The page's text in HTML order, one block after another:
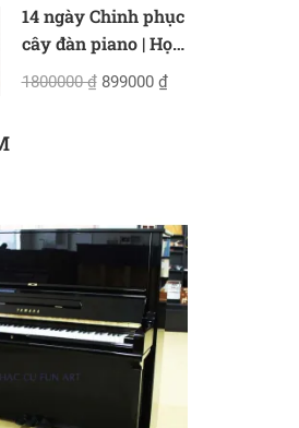
14 ngày Chinh phục
cây đàn piano | Học
piano online cơ bản
1800000 ₫ 899000 ₫